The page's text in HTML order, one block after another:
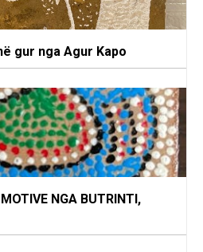
gur nga Agur Kapo
NGA BUTRINTI,